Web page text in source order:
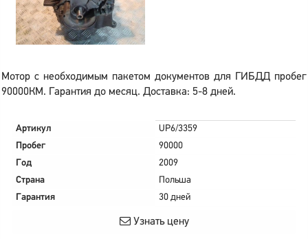
Мотор с необходимым пакетом документов для ГИБДД пробег
90000КМ. Гарантия до месяц. Доставка: 5-8 дней.
Артикул
UP6/3359
Пробег
90000
Год
2009
Страна
Польша
Гарантия
30 дней
Узнать цену